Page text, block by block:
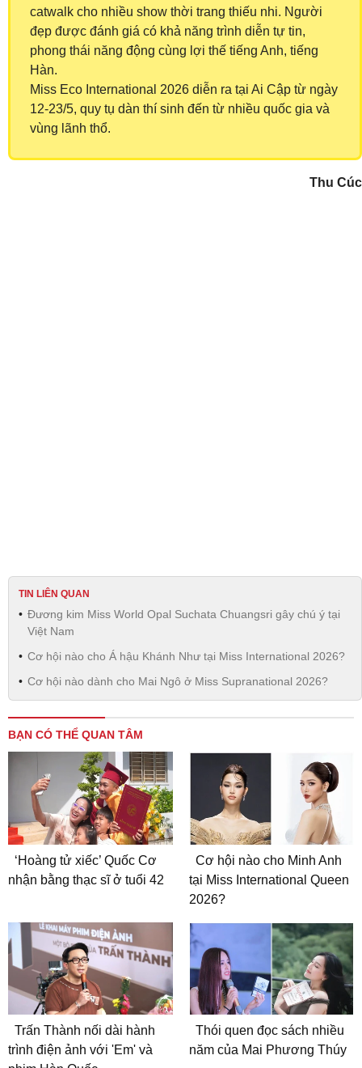
catwalk cho nhiều show thời trang thiếu nhi. Người
đẹp được đánh giá có khả năng trình diễn tự tin,
phong thái năng động cùng lợi thế tiếng Anh, tiếng
Hàn.
​Miss Eco International 2026 diễn ra tại Ai Cập từ ngày
12-23/5, quy tụ dàn thí sinh đến từ nhiều quốc gia và
vùng lãnh thổ.
Thu Cúc
TIN LIÊN QUAN
Đương kim Miss World Opal Suchata Chuangsri gây chú ý tại
Việt Nam
Cơ hội nào cho Á hậu Khánh Như tại Miss International 2026?
Cơ hội nào dành cho Mai Ngô ở Miss Supranational 2026?
BẠN CÓ THỂ QUAN TÂM
‘Hoàng tử xiếc’ Quốc Cơ
nhận bằng thạc sĩ ở tuổi 42
Cơ hội nào cho Minh Anh
tại Miss International Queen
2026?
Trấn Thành nối dài hành
trình điện ảnh với 'Em' và
Thói quen đọc sách nhiều
năm của Mai Phương Thúy